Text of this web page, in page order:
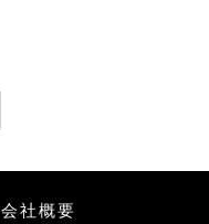
会社概要